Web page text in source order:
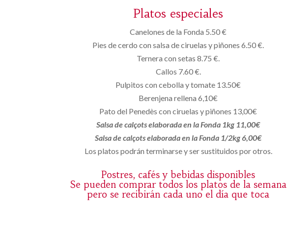
Platos especiales
Canelones de la Fonda 5.50 €
Pies de cerdo con salsa de ciruelas y piñones 6.50 €.
Ternera con setas 8.75 €.
Callos 7.60 €.
Pulpitos con cebolla y tomate 13.50€
Berenjena rellena 6,10€
Pato del Penedès con ciruelas y piñones 13,00€
Salsa de calçots elaborada en la Fonda 1kg 11,00€
Salsa de calçots elaborada en la Fonda 1/2kg 6,00€
Los platos podrán terminarse y ser sustituidos por otros.
Postres, cafés y bebidas disponibles
Se pueden comprar todos los platos de la semana
pero se recibirán cada uno el día que toca